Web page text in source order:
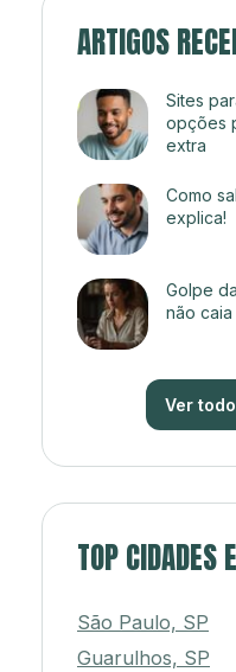
ARTIGOS
Sites
opções
extra
Como
explica!
Golpe
não caia
Ver
TOP CIDADES
São Paulo, SP
Guarulhos, SP